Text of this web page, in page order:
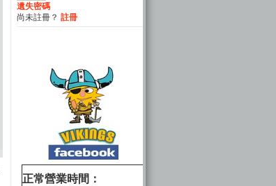
遺失密碼
尚未註冊？ 註冊
正常營業時間：